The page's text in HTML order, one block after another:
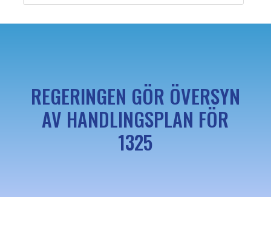
REGERINGEN GÖR ÖVERSYN
AV HANDLINGSPLAN FÖR
1325